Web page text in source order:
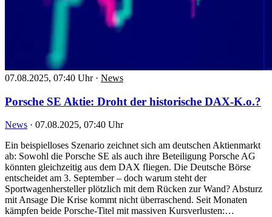
07.08.2025, 07:40 Uhr · News
Porsche SE Aktie: Droht der historische DAX-K.o.?
News · 07.08.2025, 07:40 Uhr
Ein beispielloses Szenario zeichnet sich am deutschen Aktienmarkt
ab: Sowohl die Porsche SE als auch ihre Beteiligung Porsche AG
könnten gleichzeitig aus dem DAX fliegen. Die Deutsche Börse
entscheidet am 3. September – doch warum steht der
Sportwagenhersteller plötzlich mit dem Rücken zur Wand? Absturz
mit Ansage Die Krise kommt nicht überraschend. Seit Monaten
kämpfen beide Porsche-Titel mit massiven Kursverlusten:…